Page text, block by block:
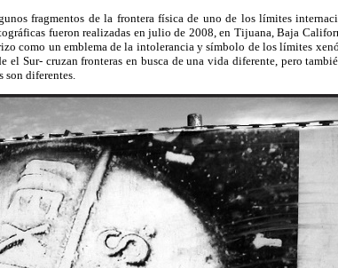
fragmentos de la frontera física de uno de los límites
fueron realizadas en julio de 2008, en Tijuana, Baja
como un emblema de la intolerancia y símbolo de los límites
el Sur- cruzan fronteras en busca de una vida diferente, pero
diferentes.